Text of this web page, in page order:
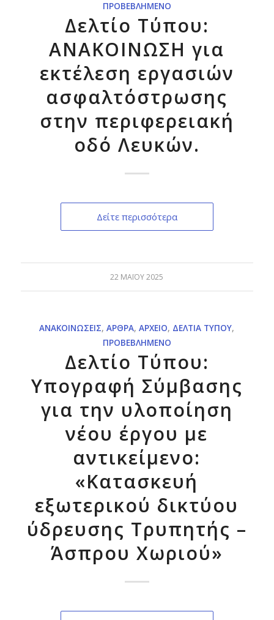
ΠΡΟΒΕΒΛΗΜΈΝΟ
Δελτίο Τύπου:
ΑΝΑΚΟΙΝΩΣΗ για
εκτέλεση εργασιών
ασφαλτόστρωσης
στην περιφερειακή
οδό Λευκών.
Δείτε περισσότερα
22 ΜΑΪ́ΟΥ 2025
ΑΝΑΚΟΙΝΏΣΕΙΣ,ΆΡΘΡΑ,ΑΡΧΕΊΟ, ΔΕΛΤΊΑ ΤΎΠΟΥ,
ΠΡΟΒΕΒΛΗΜΈΝΟ
Δελτίο Τύπου:
Υπογραφή Σύμβασης
για την υλοποίηση
νέου έργου με
αντικείμενο:
«Κατασκευή
εξωτερικού δικτύου
ύδρευσης Τρυπητής –
Άσπρου Χωριού»